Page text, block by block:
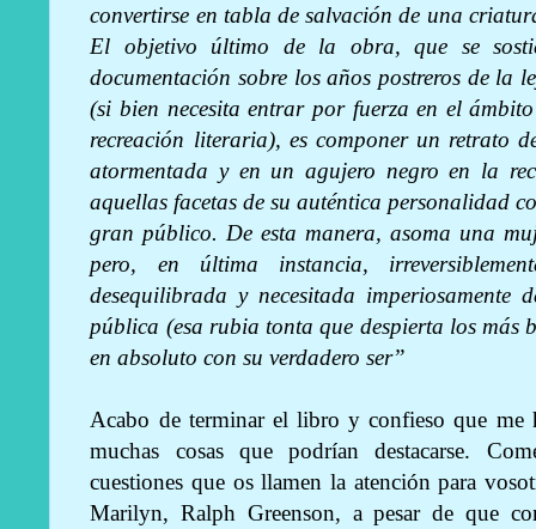
convertirse en tabla de salvación de una
El objetivo último de la obra, que se
documentación sobre los años postreros de la
(si bien necesita entrar por fuerza en el
recreación literaria), es componer un retrato
atormentada y en un agujero negro en la
aquellas facetas de su auténtica personalidad
gran público. De esta manera, asoma una
pero, en última instancia,
desequilibrada y necesitada
pública (esa rubia tonta que despierta los más
en absoluto con su verdadero ser”
Acabo de terminar el libro y confieso que me
muchas cosas que podrían destacarse.
cuestiones que os llamen la atención para
Marilyn, Ralph Greenson, a pesar de que